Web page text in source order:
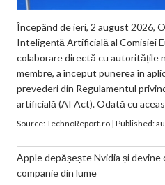
Începând de ieri, 2 august 2026,
Inteligență Artificială al Comisiei
colaborare directă cu autoritățile
membre, a început punerea în
prevederi din Regulamentul
artificială (AI Act). Odată cu
Source:TechnoReport.ro| Published:
Apple depășește Nvidia și devine
companie din lume